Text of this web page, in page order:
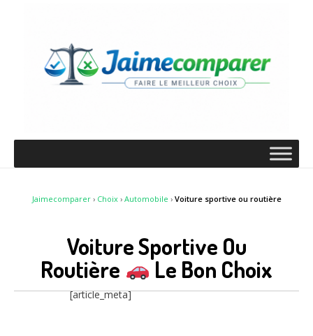
Jaimecomparer› Choix› Automobile › Voiture sportive ou routière
Voiture Sportive Ou
Routière
Le Bon Choix
[article_meta]